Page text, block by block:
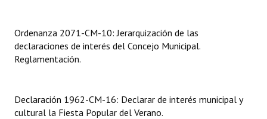
Organigrama
DOCUMENTOS
Proyectos Presentados
Ordenanza 2071-CM-10: Jerarquización de las
declaraciones de interés del Concejo Municipal.
Reglamentación.
Declaración 1962-CM-16: Declarar de interés municipal y
cultural la Fiesta Popular del Verano.